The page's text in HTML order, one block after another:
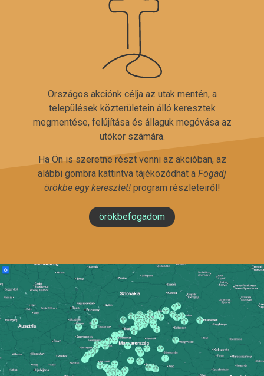
Országos akciónk célja az utak mentén, a
települések közterületein álló keresztek
megmentése, felújítása és állaguk megóvása az
utókor számára.
Ha Ön is szeretne részt venni az akcióban, az
alábbi gombra kattintva tájékozódhat a Fogadj
örökbe egy keresztet!program részleteiről!
örökbefogadom